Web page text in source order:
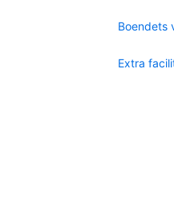
Boendets
Extra